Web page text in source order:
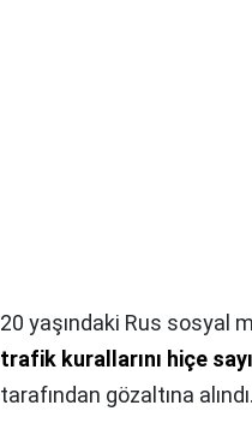
20 yaşındaki Rus sosyal
trafik kurallarını hiçe
tarafından gözaltına alındı.